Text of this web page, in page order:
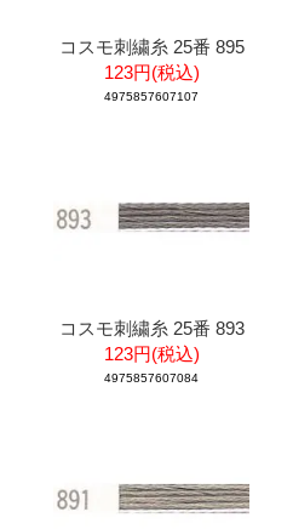
コスモ刺繍糸 25番 895
123円(税込)
4975857607107
コスモ刺繍糸 25番 893
123円(税込)
4975857607084